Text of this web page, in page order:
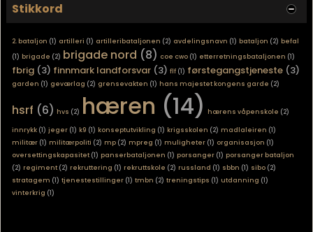
Stikkord
2. bataljon (1) artilleri (1) artilleribataljonen (2) avdelingsnavn (1) bataljon (2) befal
(1) brigade (2) brigade nord (8) coe cwo (1) etterretningsbataljonen (1)
fbrig (3) finnmark landforsvar (3) flf (1) førstegangstjeneste (3)
garden (1) geværlag (2) grensevakten (1) hans majestet kongens garde (2)
hsrf (6) hvs (2) hæren (14) hærens våpenskole (2)
innrykk (1) jeger (1) k9 (1) konseptutvikling (1) krigsskolen (2) madlaleiren (1)
militær (1) militærpoliti (2) mp (2) mpreg (1) muligheter (1) organisasjon (1)
oversettingskapasitet (1) panserbataljonen (1) porsanger (1) porsanger bataljon
(2) regiment (2) rekruttering (1) rekruttskole (2) russland (1) sbbn (1) sibo (2)
stratagem (1) tjenestestillinger (1) tmbn (2) treningstips (1) utdanning (1)
vinterkrig (1)